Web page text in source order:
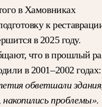
в Хамовниках
к
в 2025 году.
что в прошлый
в 2001–2002 годах:
обветшали
проблемы».